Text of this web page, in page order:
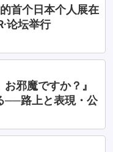
首个日本个人展在
论坛举行
邪魔ですか？』
──路上と表現・公